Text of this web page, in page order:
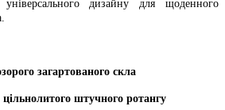
дизайну для щоденного
загартованого скла
цільнолитого штучного ротангу